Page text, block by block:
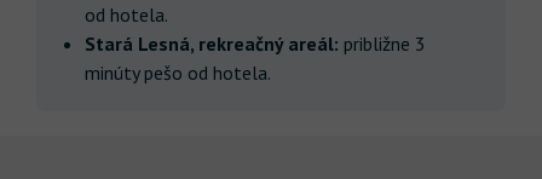
od hotela.
Stará Lesná, rekreačný areál: približne 3
minúty pešo od hotela.